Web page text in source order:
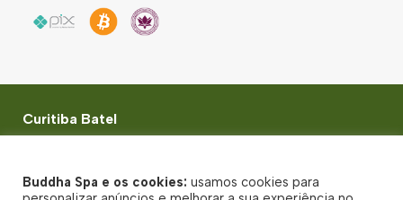
Curitiba Batel
© Buddha Spa 2026 - Todos direitos reservados
Buddha Spa e os cookies: usamos cookies para